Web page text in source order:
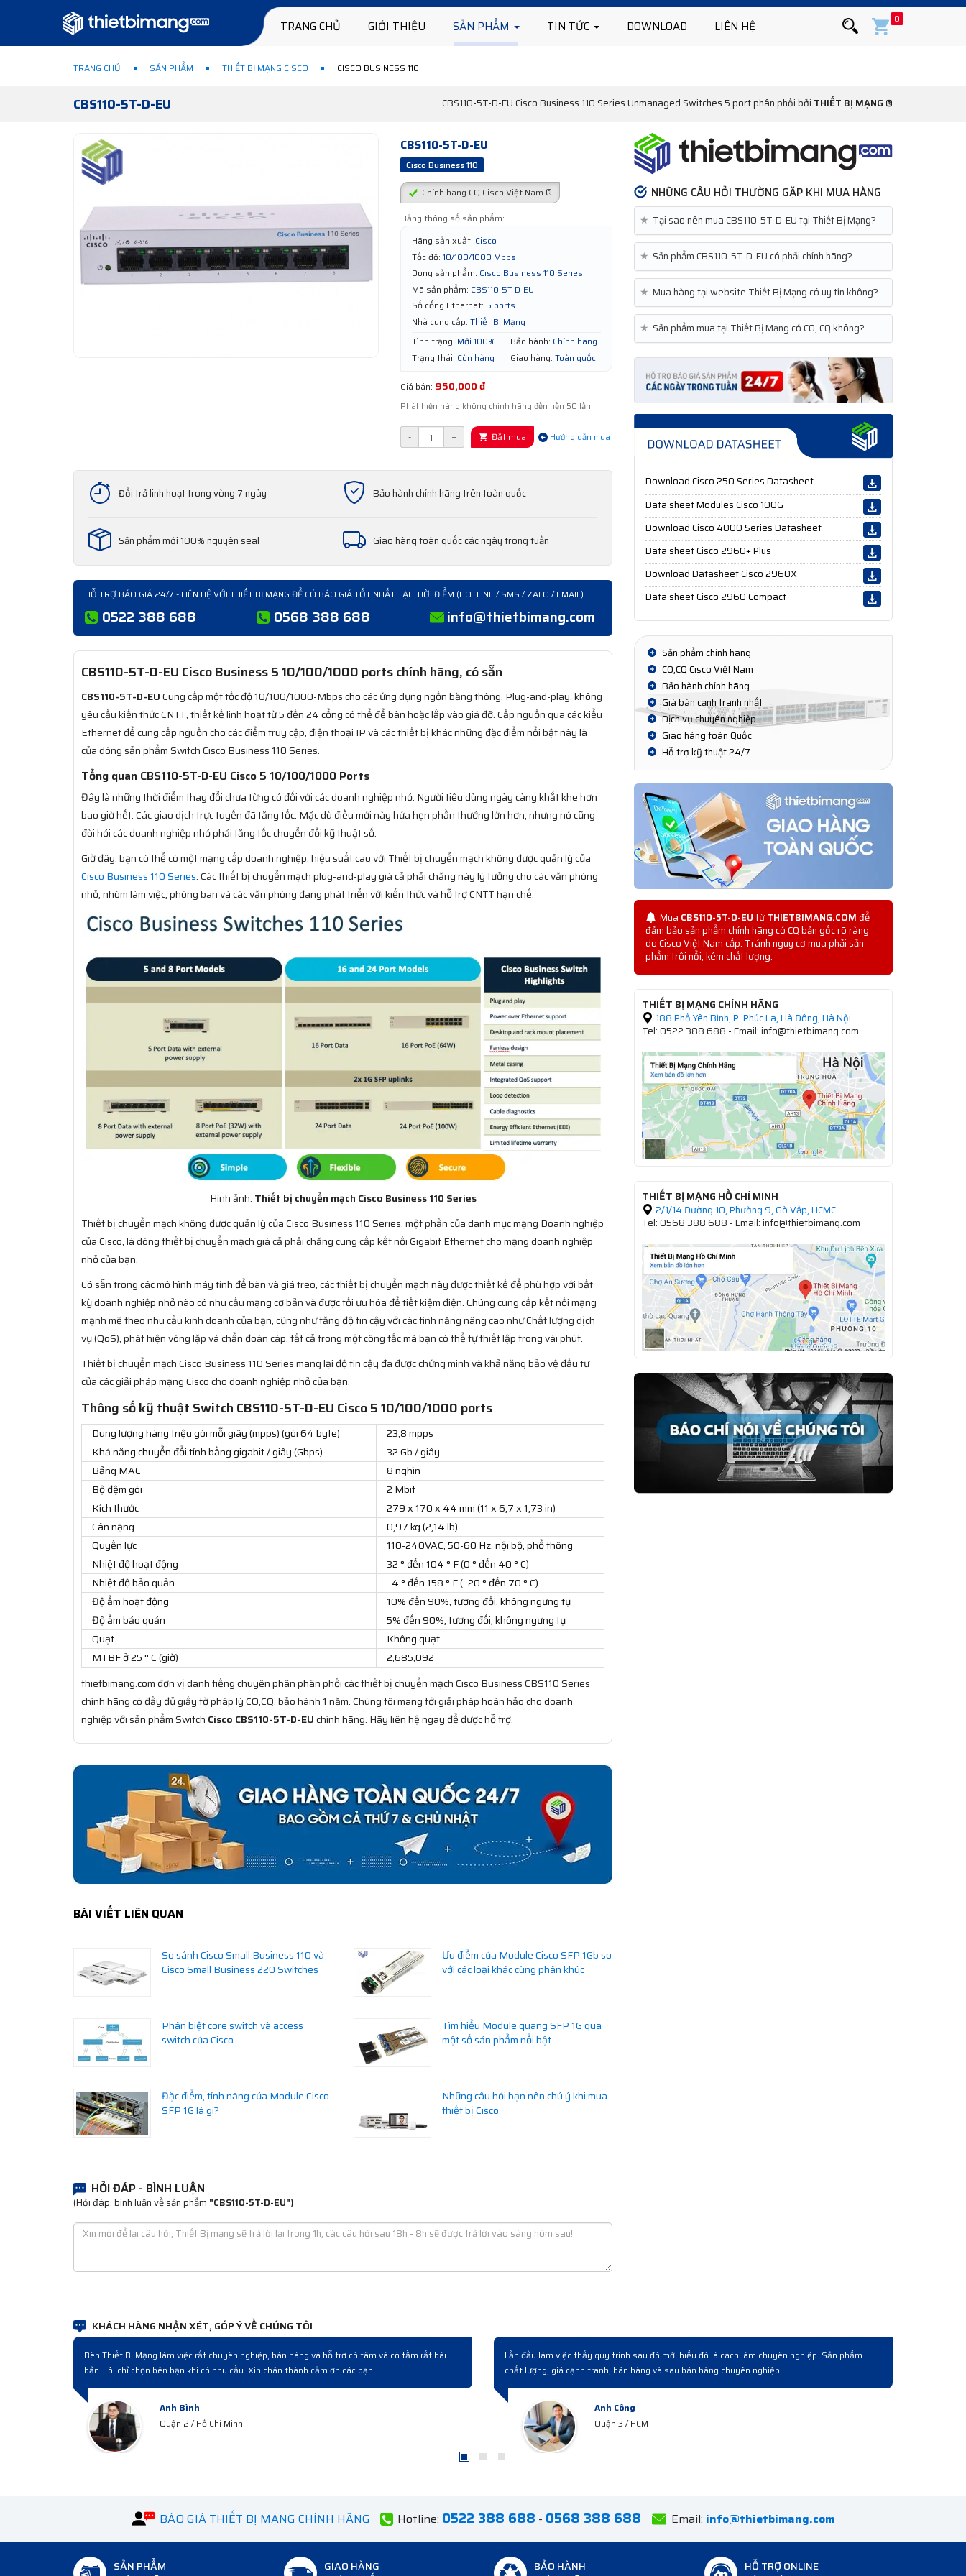
TRANG CHỦ GIỚI THIỆU SẢN PHẨM TIN TỨC DOWNLOAD LIÊN HỆ 0
TRANG CHỦ SẢN PHẨM THIẾT BỊ MẠNG CISCO CISCO BUSINESS 110
CBS110-5T-D-EU CBS110-5T-D-EU Cisco Business 110 Series Unmanaged Switches 5 port phân phối bởi THIẾT BỊ MẠNG ®
CBS110-5T-D-EU
Cisco Business 110
Chính hãng CQ Cisco Việt Nam ®
Bảng thông số sản phẩm:
Hãng sản xuất: Cisco
Tốc độ: 10/100/1000 Mbps
Dòng sản phẩm: Cisco Business 110 Series
Mã sản phẩm: CBS110-5T-D-EU
Số cổng Ethernet: 5 ports
Nhà cung cấp: Thiết Bị Mạng
Tình trạng: Mới 100% Bảo hành: Chính hãng
Trạng thái: Còn hàng Giao hàng: Toàn quốc
Giá bán: 950,000 đ
Phát hiện hàng không chính hãng đền tiền 50 lần!
- + Đặt mua Hướng dẫn mua
Đổi trả linh hoạt trong vòng 7 ngày Bảo hành chính hãng trên toàn quốc
Sản phẩm mới 100% nguyên seal Giao hàng toàn quốc các ngày trong tuần
HỖ TRỢ BÁO GIÁ 24/7 - LIÊN HỆ VỚI THIẾT BỊ MẠNG ĐỂ CÓ BÁO GIÁ TỐT NHẤT TẠI THỜI ĐIỂM (HOTLINE / SMS / ZALO / EMAIL)
0522 388 688 0568 388 688 info@thietbimang.com
CBS110-5T-D-EU Cisco Business 5 10/100/1000 ports​ chính hãng, có sẵn
CBS110-5T-D-EUCung cấp một tốc độ 10/100/1000-Mbps cho các ứng dụng ngốn băng thông, Plug-and-play, không
yêu cầu kiến thức CNTT, thiết kế linh hoạt từ 5 đến 24 cổng có thể để bàn hoặc lắp vào giá đỡ. Cấp nguồn qua các kiểu
Ethernet để cung cấp nguồn cho các điểm truy cập, điện thoại IP và các thiết bị khác những đặc điểm nổi bật này là
của dòng sản phẩm Switch Cisco Business 110 Series.
Tổng quan CBS110-5T-D-EU Cisco 5 10/100/1000 Ports
Đây là những thời điểm thay đổi chưa từng có đối với các doanh nghiệp nhỏ. Người tiêu dùng ngày càng khắt khe hơn
bao giờ hết. Các giao dịch trực tuyến đã tăng tốc. Mặc dù điều mới này hứa hẹn phần thưởng lớn hơn, nhưng nó cũng
đòi hỏi các doanh nghiệp nhỏ phải tăng tốc chuyển đổi kỹ thuật số.
Giờ đây, bạn có thể có một mạng cấp doanh nghiệp, hiệu suất cao với Thiết bị chuyển mạch không được quản lý của
Cisco Business 110 Series. Các thiết bị chuyển mạch plug-and-play giá cả phải chăng này lý tưởng cho các văn phòng
nhỏ, nhóm làm việc, phòng ban và các văn phòng đang phát triển với kiến thức và hỗ trợ CNTT hạn chế.
Hình ảnh: Thiết bị chuyển mạch Cisco Business 110 Series
Thiết bị chuyển mạch không được quản lý của Cisco Business 110 Series, một phần của danh mục mạng Doanh nghiệp
của Cisco, là dòng thiết bị chuyển mạch giá cả phải chăng cung cấp kết nối Gigabit Ethernet cho mạng doanh nghiệp
nhỏ của bạn.
Có sẵn trong các mô hình máy tính để bàn và giá treo, các thiết bị chuyển mạch này được thiết kế để phù hợp với bất
kỳ doanh nghiệp nhỏ nào có nhu cầu mạng cơ bản và được tối ưu hóa để tiết kiệm điện. Chúng cung cấp kết nối mạng
mạnh mẽ theo nhu cầu kinh doanh của bạn, cũng như tăng độ tin cậy với các tính năng nâng cao như Chất lượng dịch
vụ (QoS), phát hiện vòng lặp và chẩn đoán cáp, tất cả trong một công tắc mà bạn có thể tự thiết lập trong vài phút.
Thiết bị chuyển mạch Cisco Business 110 Series mang lại độ tin cậy đã được chứng minh và khả năng bảo vệ đầu tư
của các giải pháp mạng Cisco cho doanh nghiệp nhỏ của bạn.
Thông số kỹ thuật Switch CBS110-5T-D-EU Cisco 5 10/100/1000 ports
Dung lượng hàng triệu gói mỗi giây (mpps) (gói 64 byte)
23,8 mpps
Khả năng chuyển đổi tính bằng gigabit / giây (Gbps)
32 Gb / giây
Bảng MAC
8 nghìn
Bộ đệm gói
2 Mbit
Kích thước
279 x 170 x 44 mm (11 x 6,7 x 1,73 in)
Cân nặng
0,97 kg (2,14 lb)
Quyền lực
110-240VAC, 50-60 Hz, nội bộ, phổ thông
Nhiệt độ hoạt động
32 ° đến 104 ° F (0 ° đến 40 ° C)
Nhiệt độ bảo quản
–4 ° đến 158 ° F (–20 ° đến 70 ° C)
Độ ẩm hoạt động
10% đến 90%, tương đối, không ngưng tụ
Độ ẩm bảo quản
5% đến 90%, tương đối, không ngưng tụ
Quạt
Không quạt
MTBF ở 25 ° C (giờ)
2,685,092
thietbimang.com đơn vị danh tiếng chuyên phân phân phối các thiết bị chuyển mạch Cisco Business CBS110 Series
chính hãng có đầy đủ giấy tờ pháp lý CO,CQ, bảo hành 1 năm. Chúng tôi mang tới giải pháp hoàn hảo cho doanh
nghiệp với sản phẩm Switch Cisco CBS110-5T-D-EUchính hãng. Hãy liên hệ ngay để được hỗ trợ.
BÀI VIẾT LIÊN QUAN
So sánh Cisco Small Business 110 và
Cisco Small Business 220 Switches
Ưu điểm của Module Cisco SFP 1Gb so
với các loại khác cùng phân khúc
Phân biệt core switch và access
switch của Cisco
Tìm hiểu Module quang SFP 1G qua
một số sản phẩm nổi bật
Đặc điểm, tính năng của Module Cisco
SFP 1G là gì?
Những câu hỏi bạn nên chú ý khi mua
thiết bị Cisco
HỎI ĐÁP - BÌNH LUẬN
(Hỏi đáp, bình luận về sản phẩm "CBS110-5T-D-EU")
NHỮNG CÂU HỎI THƯỜNG GẶP KHI MUA HÀNG
★ Tại sao nên mua CBS110-5T-D-EU tại Thiết Bị Mạng?
★ Sản phẩm CBS110-5T-D-EU có phải chính hãng?
★ Mua hàng tại website Thiết Bị Mạng có uy tín không?
★ Sản phẩm mua tại Thiết Bị Mạng có CO, CQ không?
Download Cisco 250 Series Datasheet
Data sheet Modules Cisco 100G
Download Cisco 4000 Series Datasheet
Data sheet Cisco 2960+ Plus
Download Datasheet Cisco 2960X
Data sheet Cisco 2960 Compact
Sản phẩm chính hãng
CO,CQ Cisco Việt Nam
Bảo hành chính hãng
Giá bán cạnh tranh nhất
Dịch vụ chuyên nghiệp
Giao hàng toàn Quốc
Hỗ trợ kỹ thuật 24/7
Mua CBS110-5T-D-EUtừTHIETBIMANG.COMđể
đảm bảo sản phẩm chính hãng có CQ bản gốc rõ ràng
do Cisco Việt Nam cấp. Tránh nguy cơ mua phải sản
phẩm trôi nổi, kém chất lượng.
THIẾT BỊ MẠNG CHÍNH HÃNG
188 Phố Yên Bình, P. Phúc La, Hà Đông, Hà Nội
Tel: 0522 388 688 - Email: info@thietbimang.com
THIẾT BỊ MẠNG HỒ CHÍ MINH
2/1/14 Đường 10, Phường 9, Gò Vấp, HCMC
Tel: 0568 388 688 - Email: info@thietbimang.com
KHÁCH HÀNG NHẬN XÉT, GÓP Ý VỀ CHÚNG TÔI
Đợt rồi công ty cải tạo nâng cấp hệ thống có mua mấy bộ switch bên này. Làm việc chuyên
nghiệp từ lúc hỏi mua đến giao hàng và bàn giao rất chuyên nghiệp...
Anh Hà
Hà Tây
Có người quen giới thiêụ và làm việc qua lấy lô hàng. Về cơ bản là được từ chất lượng hàng
hoá, giá cả và cách phục vụ khách hàng bài bản chuyên nghiệp.
Anh Tuấn
Bắc Ninh
BÁO GIÁ THIẾT BỊ MẠNG CHÍNH HÃNG Hotline: 0522 388 688 - 0568 388 688 Email: info@thietbimang.com
SẢN PHẨM
GIAO HÀNG
BẢO HÀNH
HỖ TRỢ ONLINE